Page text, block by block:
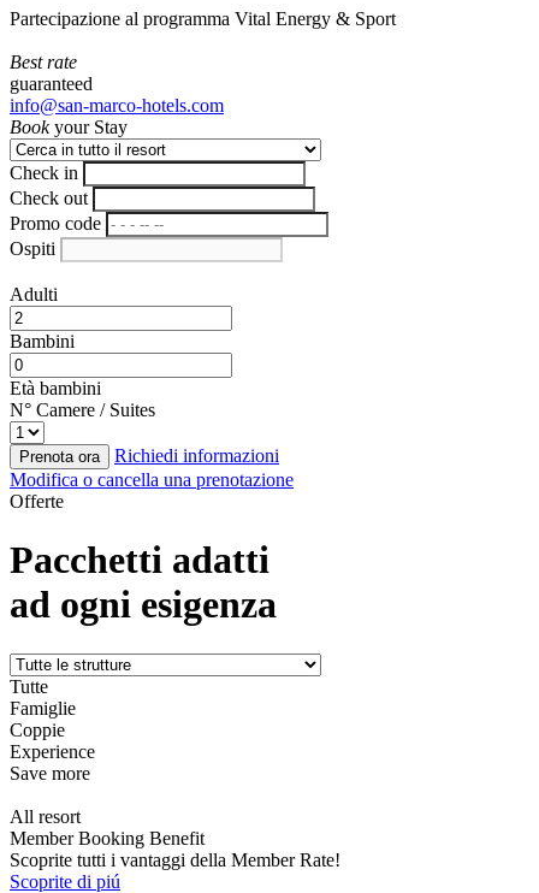
Partecipazione al programma Vital Energy & Sport
Best rate
guaranteed
info@san-marco-hotels.com
Bookyour Stay
Check in
Check out
Promo code
Ospiti
Adulti
Bambini
Età bambini
N° Camere / Suites
Prenota ora
Richiedi informazioni
Modifica o cancella una prenotazione
Offerte
Pacchetti adatti
ad ogni esigenza
Tutte
Famiglie
Coppie
Experience
Save more
All resort
Member Booking Benefit
Scoprite tutti i vantaggi della Member Rate!
Scoprite di piú